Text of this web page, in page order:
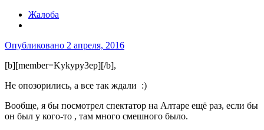
Жалоба
Опубликовано 2 апреля, 2016
[b][member=Kykypy3ep][/b],
Не опозорились, а все так ждали :)
Вообще, я бы посмотрел спектатор на Алтаре ещё раз, если бы
он был у кого-то , там много смешного было.